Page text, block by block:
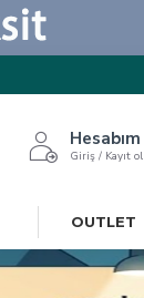
Hesabım
Giriş / Kayıt ol
OUTLET